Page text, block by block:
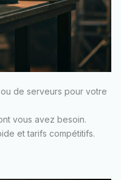
de serveurs pour votre
vous avez besoin.
et tarifs compétitifs.